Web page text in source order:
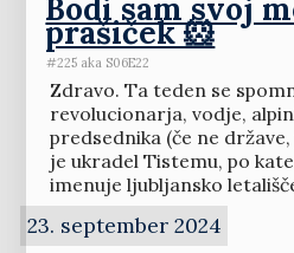
Bodi sam svoj
prašiček 🐹
#225 aka S06E22
Zdravo. Ta teden se
revolucionarja, vodje,
predsednika (če ne
je ukradel Tistemu, po
imenuje ljubljansko
23. september 2024